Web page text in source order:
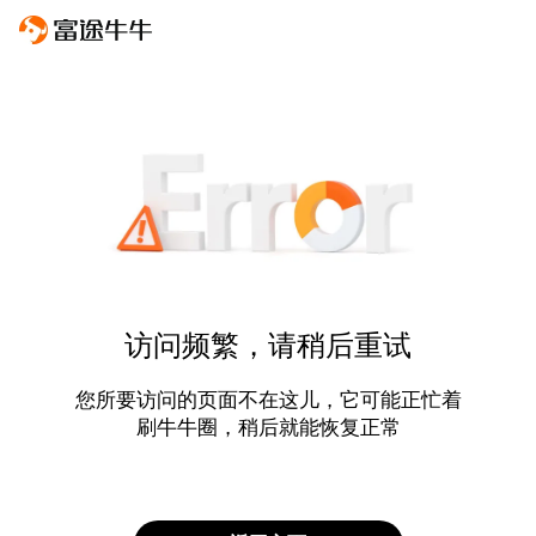
访问频繁，请稍后重试
您所要访问的页面不在这儿，它可能正忙着
刷牛牛圈，稍后就能恢复正常